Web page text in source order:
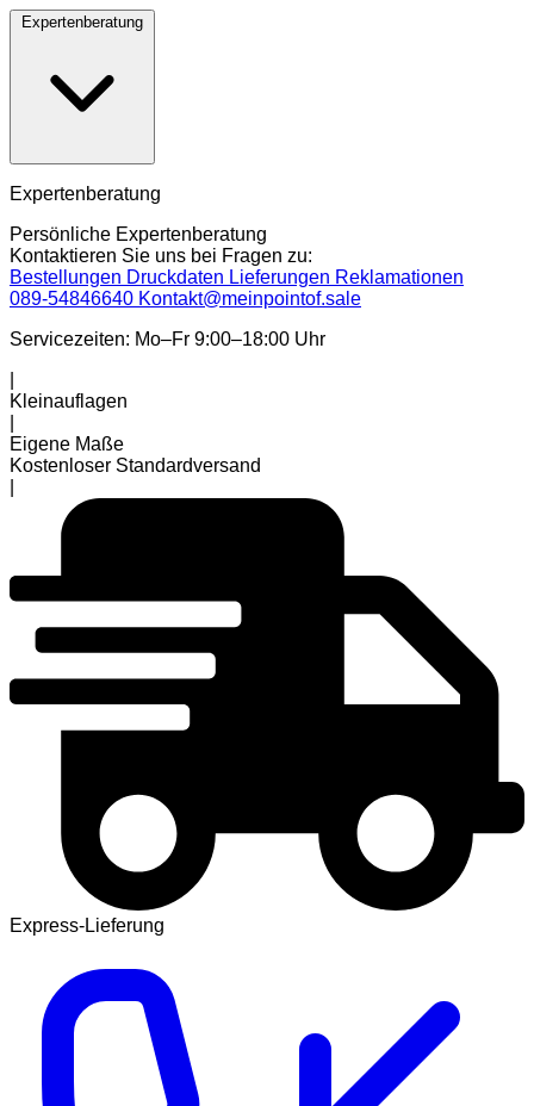
Expertenberatung
Expertenberatung
Persönliche Expertenberatung
Kontaktieren Sie uns bei Fragen zu:
Bestellungen Druckdaten Lieferungen Reklamationen
089-54846640 Kontakt@meinpointof.sale
Servicezeiten: Mo–Fr 9:00–18:00 Uhr
Kleinauflagen
Eigene Maße
Kostenloser Standardversand
Express-Lieferung